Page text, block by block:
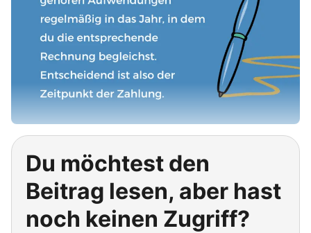
Du möchtest den
Beitrag lesen, aber hast
noch keinen Zugriff?